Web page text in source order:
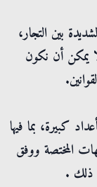
بين التجار،
يمكن أن نكون
كبيرة، بما فيها
عبر الجهات المختصة ووفق
ذلك .